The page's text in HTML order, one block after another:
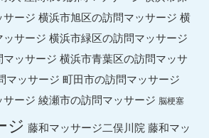
サージ 横浜市旭区の訪問マッサージ 横
サージ 横浜市緑区の訪問マッサージ
ッサージ 横浜市青葉区の訪問マッサ
マッサージ 町田市の訪問マッサージ
ージ 綾瀬市の訪問マッサージ 脳梗塞
ジ 藤和マッサージ二俣川院 藤和マッ